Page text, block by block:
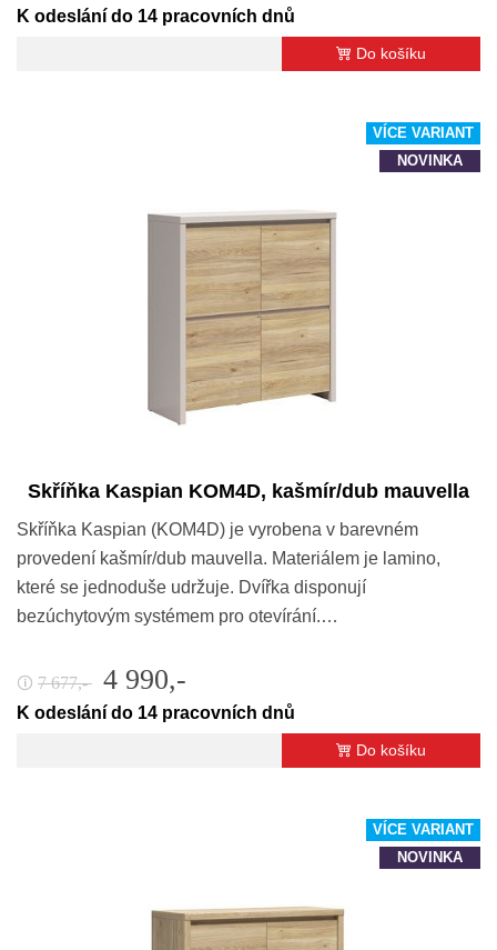
K odeslání do 14 pracovních dnů
Do košíku
VÍCE VARIANT
NOVINKA
Skříňka Kaspian KOM4D, kašmír/dub mauvella
Skříňka Kaspian (KOM4D) je vyrobena v barevném
provedení kašmír/dub mauvella. Materiálem je lamino,
které se jednoduše udržuje. Dvířka disponují
bezúchytovým systémem pro otevírání.…
🛈 7 677,- 4 990,-
K odeslání do 14 pracovních dnů
Do košíku
VÍCE VARIANT
NOVINKA